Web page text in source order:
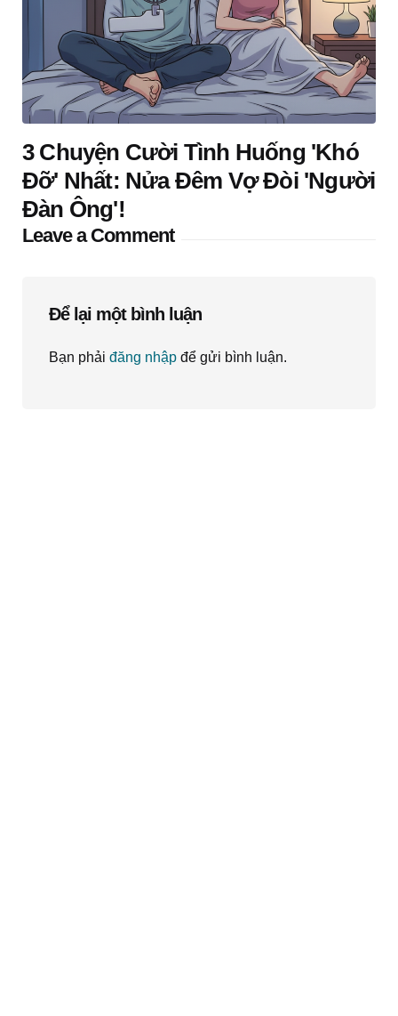
3 Chuyện Cười Tình Huống 'Khó
Đỡ' Nhất: Nửa Đêm Vợ Đòi 'Người
Đàn Ông'!
Leave a Comment
Để lại một bình luận
Bạn phải đăng nhập để gửi bình luận.